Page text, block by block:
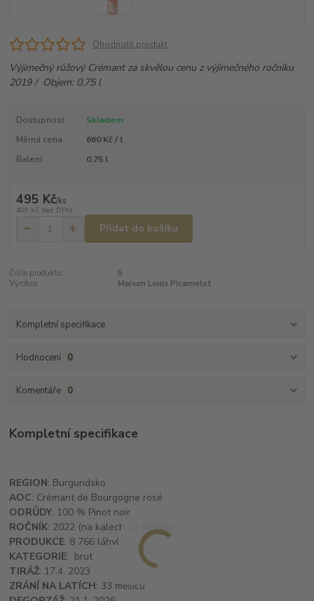
Ohodnotit produkt
Výjimečný růžový Crémant za skvělou cenu z výjimečného ročníku
2019 / Objem: 0,75 l
Dostupnost
Skladem
Měrná cena
660 Kč / l
Balení
0.75 l
495 Kč/ks
409 Kč bez DPH
Přidat do košíku
Číslo produktu:
5
Výrobce:
Maison Louis Picamelot
Kompletní specifikace
Hodnocení 0
Komentáře 0
Kompletní specifikace
REGION: Burgundsko
AOC: Crémant de Bourgogne rosé
ODRŮDY: 100 % Pinot noir
ROČNÍK: 2022 (na kalech 23 měsíců)
PRODUKCE: 8 766 láhví
KATEGORIE: brut
TIRÁŽ: 17.4. 2023
ZRÁNÍ NA LATÍCH: 33 měsíců